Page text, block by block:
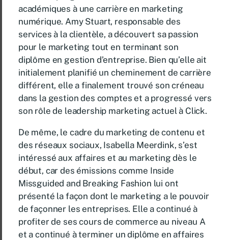
académiques à une carrière en marketing
numérique. Amy Stuart, responsable des
services à la clientèle, a découvert sa passion
pour le marketing tout en terminant son
diplôme en gestion d’entreprise. Bien qu’elle ait
initialement planifié un cheminement de carrière
différent, elle a finalement trouvé son créneau
dans la gestion des comptes et a progressé vers
son rôle de leadership marketing actuel à Click.
De même, le cadre du marketing de contenu et
des réseaux sociaux, Isabella Meerdink, s’est
intéressé aux affaires et au marketing dès le
début, car des émissions comme Inside
Missguided and Breaking Fashion lui ont
présenté la façon dont le marketing a le pouvoir
de façonner les entreprises. Elle a continué à
profiter de ses cours de commerce au niveau A
et a continué à terminer un diplôme en affaires